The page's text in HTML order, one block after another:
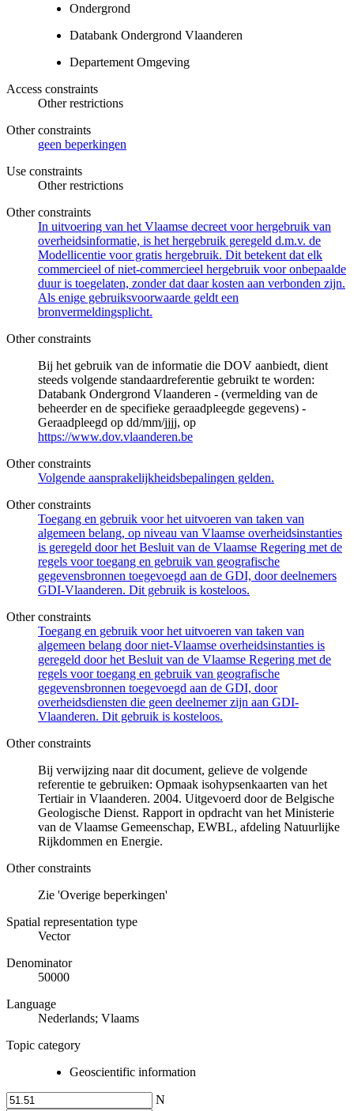
Ondergrond
Databank Ondergrond Vlaanderen
Departement Omgeving
Access constraints
Other restrictions
Other constraints
geen beperkingen
Use constraints
Other restrictions
Other constraints
In uitvoering van het Vlaamse decreet voor hergebruik van
overheidsinformatie, is het hergebruik geregeld d.m.v. de
Modellicentie voor gratis hergebruik. Dit betekent dat elk
commercieel of niet-commercieel hergebruik voor onbepaalde
duur is toegelaten, zonder dat daar kosten aan verbonden zijn.
Als enige gebruiksvoorwaarde geldt een
bronvermeldingsplicht.
Other constraints
Bij het gebruik van de informatie die DOV aanbiedt, dient
steeds volgende standaardreferentie gebruikt te worden:
Databank Ondergrond Vlaanderen - (vermelding van de
beheerder en de specifieke geraadpleegde gegevens) -
Geraadpleegd op dd/mm/jjjj, op
https://www.dov.vlaanderen.be
Other constraints
Volgende aansprakelijkheidsbepalingen gelden.
Other constraints
Toegang en gebruik voor het uitvoeren van taken van
algemeen belang, op niveau van Vlaamse overheidsinstanties
is geregeld door het Besluit van de Vlaamse Regering met de
regels voor toegang en gebruik van geografische
gegevensbronnen toegevoegd aan de GDI, door deelnemers
GDI-Vlaanderen. Dit gebruik is kosteloos.
Other constraints
Toegang en gebruik voor het uitvoeren van taken van
algemeen belang door niet-Vlaamse overheidsinstanties is
geregeld door het Besluit van de Vlaamse Regering met de
regels voor toegang en gebruik van geografische
gegevensbronnen toegevoegd aan de GDI, door
overheidsdiensten die geen deelnemer zijn aan GDI-
Vlaanderen. Dit gebruik is kosteloos.
Other constraints
Bij verwijzing naar dit document, gelieve de volgende
referentie te gebruiken: Opmaak isohypsenkaarten van het
Tertiair in Vlaanderen. 2004. Uitgevoerd door de Belgische
Geologische Dienst. Rapport in opdracht van het Ministerie
van de Vlaamse Gemeenschap, EWBL, afdeling Natuurlijke
Rijkdommen en Energie.
Other constraints
Zie 'Overige beperkingen'
Spatial representation type
Vector
Denominator
50000
Language
Nederlands; Vlaams
Topic category
Geoscientific information
N